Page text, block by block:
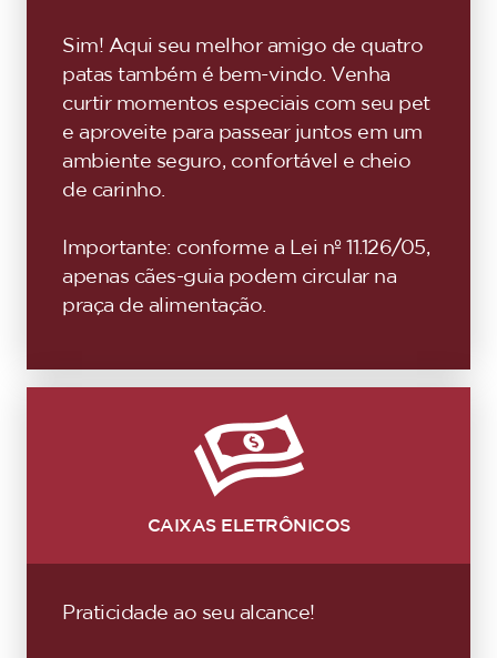
Sim! Aqui seu melhor amigo de quatro
patas também é bem-vindo. Venha
curtir momentos especiais com seu pet
e aproveite para passear juntos em um
ambiente seguro, confortável e cheio
de carinho.
Importante: conforme a Lei nº 11.126/05,
apenas cães-guia podem circular na
praça de alimentação.
CAIXAS ELETRÔNICOS
Praticidade ao seu alcance!